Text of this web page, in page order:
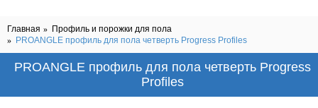
Главная
Профиль и порожки для пола
PROANGLE профиль для пола четверть Progress Profiles
PROANGLE профиль для пола четверть Progress
Profiles